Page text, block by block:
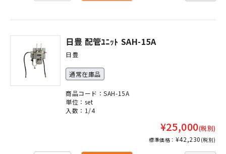
日豊 配管ﾕﾆｯﾄ SAH-15A
日豊
通常在庫品
商品コード：SAH-15A
単位：set
入数：1/4
¥25,000(税別)
標準価格： ¥42,230 (税別)